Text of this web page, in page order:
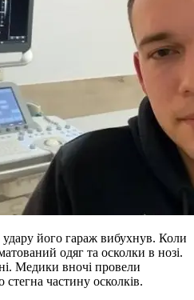
удару його гараж вибухнув. Коли
одяг та осколки в нозі.
Медики вночі провели
частину осколків.